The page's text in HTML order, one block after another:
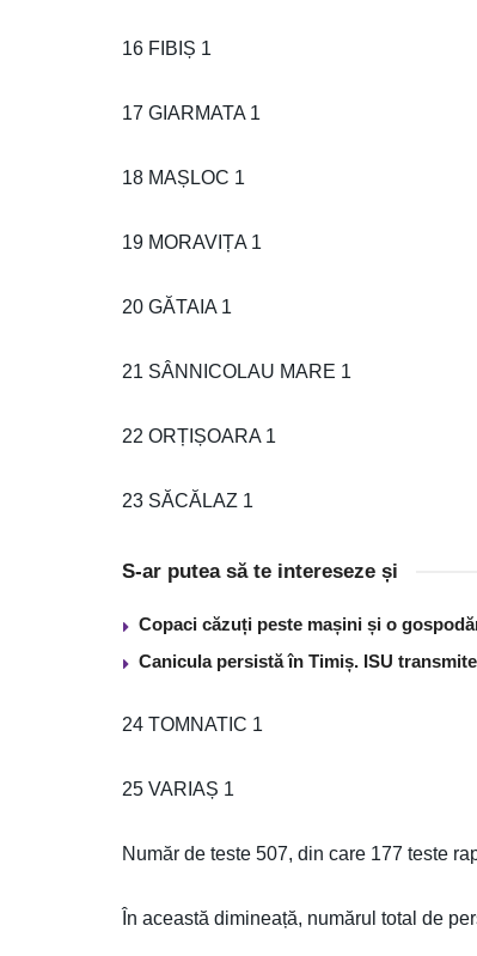
16 FIBIȘ 1
17 GIARMATA 1
18 MAȘLOC 1
19 MORAVIȚA 1
20 GĂTAIA 1
21 SÂNNICOLAU MARE 1
22 ORȚIȘOARA 1
23 SĂCĂLAZ 1
S-ar putea să te intereseze și
Copaci căzuți peste mașini și o
Canicula persistă în Timiș. ISU
24 TOMNATIC 1
25 VARIAȘ 1
Număr de teste 507, din care 177 teste
În această dimineață, numărul total de